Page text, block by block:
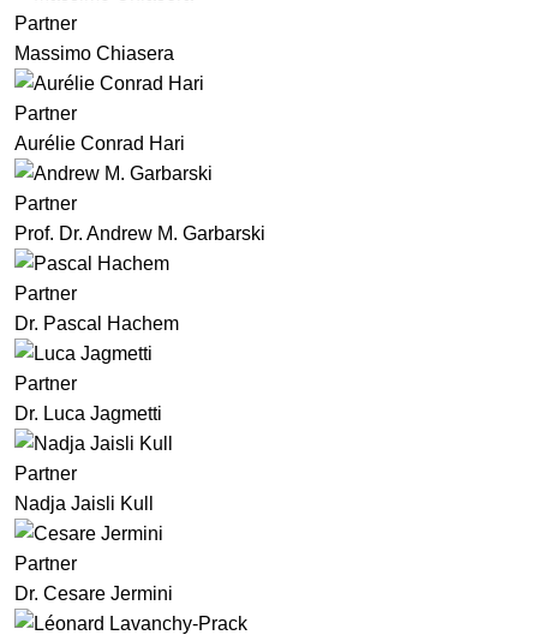
Partner
Massimo Chiasera
Partner
Aurélie Conrad Hari
Partner
Prof. Dr. Andrew M. Garbarski
Partner
Dr. Pascal Hachem
Partner
Dr. Luca Jagmetti
Partner
Nadja Jaisli Kull
Partner
Dr. Cesare Jermini